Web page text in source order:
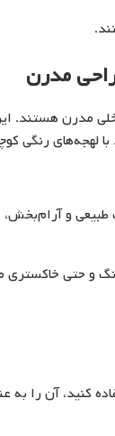
مدرن
مدرن هستند.
لهجه‌های رنگی
و آرام‌بخش،
و حتی خاکستری
کنید، آن را به